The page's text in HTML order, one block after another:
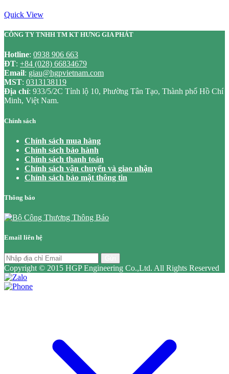
Quick View
CÔNG TY TNHH TM KT HƯNG GIA PHÁT
Hotline: 0938 906 663
ĐT: +84 (028) 66834679
Email: giau@hgpvietnam.com
MST: 0313138119
Địa chỉ: 933/5/2C Tỉnh lộ 10, Phường Tân Tạo, Thành phố Hồ Chí
Minh, Việt Nam.
Chính sách
Chính sách mua hàng
Chính sách bảo hành
Chính sách thanh toán
Chính sách vận chuyển và giao nhận
Chính sách bảo mật thông tin
Thông báo
Email liên hệ
Copyright © 2015 HGP Engineering Co.,Ltd. All Rights Reserved